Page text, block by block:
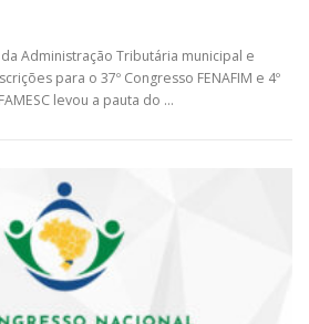
Administração Tributária municipal e
para o 37º Congresso FENAFIM e 4º
levou a pauta do …